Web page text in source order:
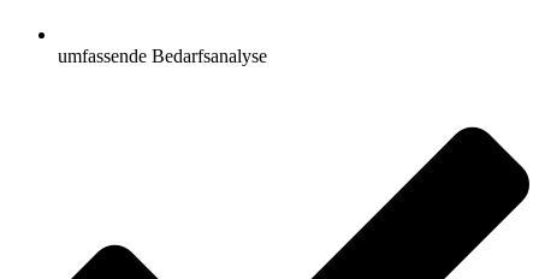
umfassende Bedarfsanalyse